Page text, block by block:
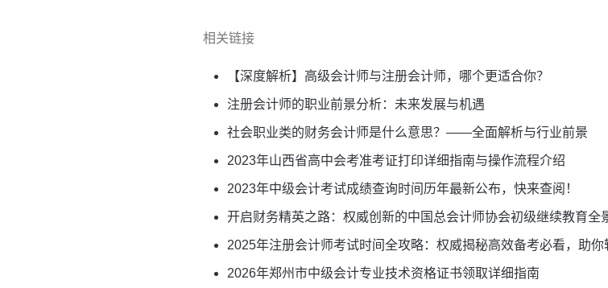
相关链接
【深度解析】高级会计师与注册会计师，哪个更适合你？
注册会计师的职业前景分析：未来发展与机遇
社会职业类的财务会计师是什么意思？——全面解析与行业前景
2023年山西省高中会考准考证打印详细指南与操作流程介绍
2023年中级会计考试成绩查询时间历年最新公布，快来查阅！
开启财务精英之路：权威创新的中国总会计师协会初级继续教育全
2025年注册会计师考试时间全攻略：权威揭秘高效备考必看，助你
2026年郑州市中级会计专业技术资格证书领取详细指南